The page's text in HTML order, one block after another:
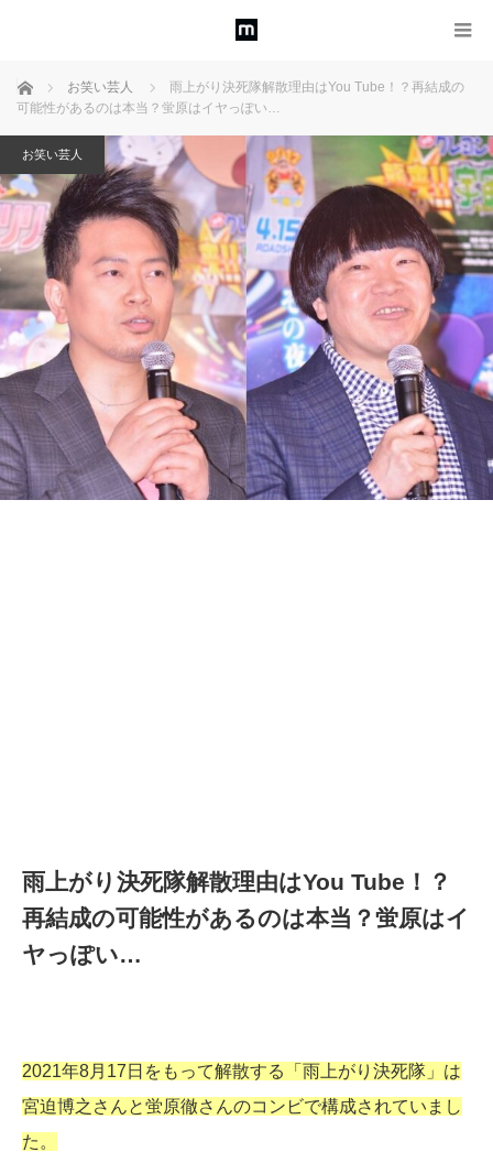
ホーム お笑い芸人
雨上がり決死隊解散理由はYou Tube！？再結成の
可能性があるのは本当？蛍原はイヤっぽい…
お笑い芸人
雨上がり決死隊解散理由はYou Tube！？
再結成の可能性があるのは本当？蛍原はイ
ヤっぽい…
2021年8月17日をもって解散する「雨上がり決死隊」は
宮迫博之さんと蛍原徹さんのコンビで構成されていまし
た。